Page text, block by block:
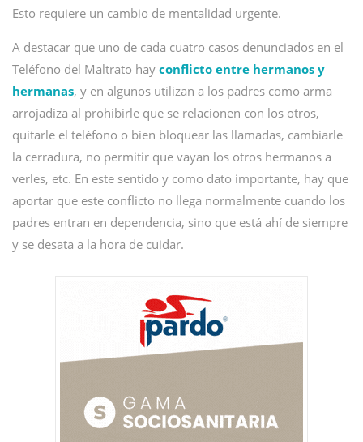
Esto requiere un cambio de mentalidad urgente.
A destacar que uno de cada cuatro casos denunciados en el
Teléfono del Maltrato hay conflicto entre hermanos y
hermanas, y en algunos utilizan a los padres como arma
arrojadiza al prohibirle que se relacionen con los otros,
quitarle el teléfono o bien bloquear las llamadas, cambiarle
la cerradura, no permitir que vayan los otros hermanos a
verles, etc. En este sentido y como dato importante, hay que
aportar que este conflicto no llega normalmente cuando los
padres entran en dependencia, sino que está ahí de siempre
y se desata a la hora de cuidar.